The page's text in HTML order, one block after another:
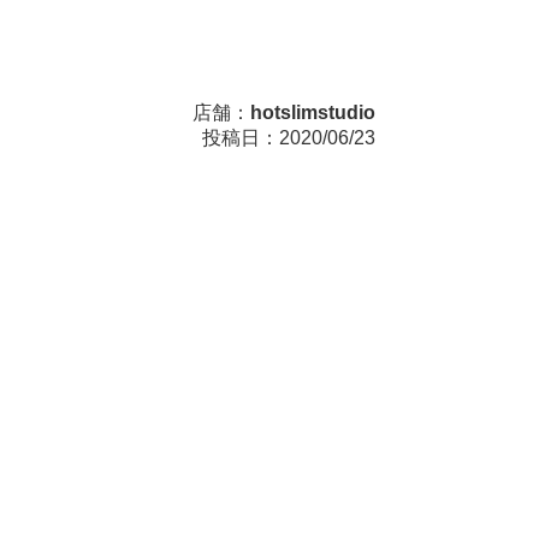
店舗： hotslimstudio
投稿日：2020/06/23